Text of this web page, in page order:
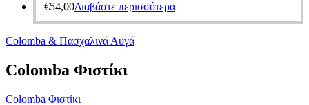
€54,00Διαβάστε περισσότερα
Colomba & Πασχαλινά Αυγά
Colomba Φιστίκι
Colomba Φιστίκι